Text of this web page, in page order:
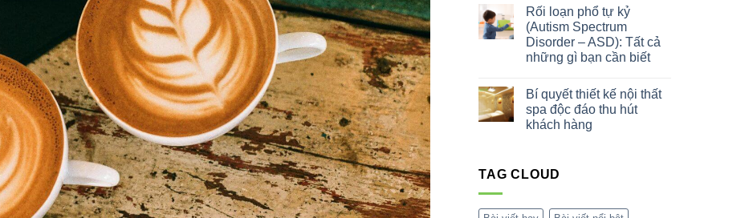
trứng
Dày
Tá
Tràng:
Triệu
Chứng,
Nguyên
Cách
Điều
Trị
bình
luận
ở
Tác
dụng
của
bằng
sả
Rối loạn phổ tự kỷ
(Autism Spectrum
Disorder – ASD): Tất cả
những gì bạn cần biết
bình
luận
ở
Rối
(Autism
–
Bí quyết thiết kế nội thất
spa độc đáo thu hút
khách hàng
luận
ở
TAG CLOUD